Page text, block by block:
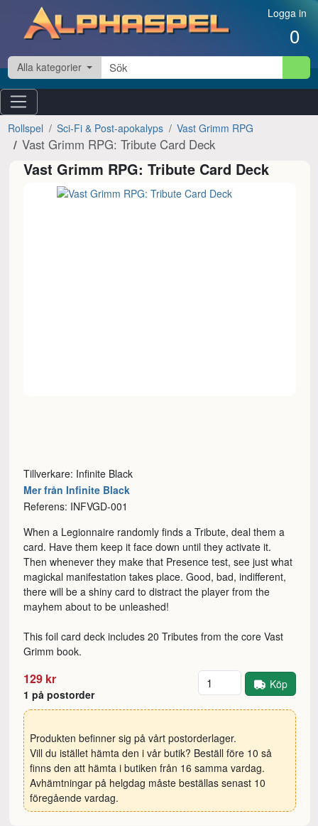
Hoppa till innehåll Logga in
0
Alla kategorier
Rollspel Sci-Fi & Post-apokalyps Vast Grimm RPG
Vast Grimm RPG: Tribute Card Deck
Vast Grimm RPG: Tribute Card Deck
Tillverkare: Infinite Black
Mer från Infinite Black
Referens: INFVGD-001
When a Legionnaire randomly finds a Tribute, deal them a
card. Have them keep it face down until they activate it.
Then whenever they make that Presence test, see just what
magickal manifestation takes place. Good, bad, indifferent,
there will be a shiny card to distract the player from the
mayhem about to be unleashed!
This foil card deck includes 20 Tributes from the core Vast
Grimm book.
129 kr
1 på postorder
Antal Köp
Produkten befinner sig på vårt postorderlager.
Vill du istället hämta den i vår butik? Beställ före 10 så
finns den att hämta i butiken från 16 samma vardag.
Avhämtningar på helgdag måste beställas senast 10
föregående vardag.